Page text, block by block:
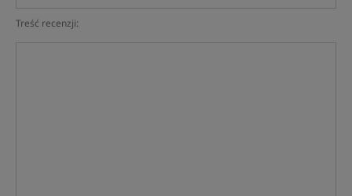
Treść recenzji: